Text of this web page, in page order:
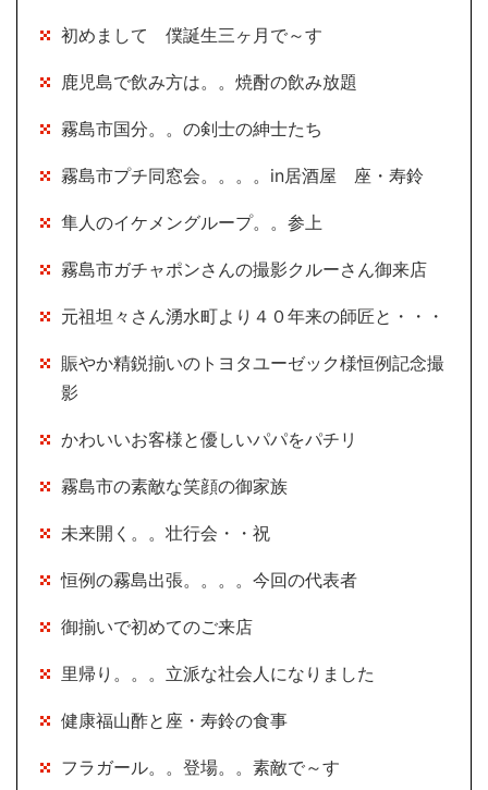
初めまして 僕誕生三ヶ月で～す
鹿児島で飲み方は。。焼酎の飲み放題
霧島市国分。。の剣士の紳士たち
霧島市プチ同窓会。。。。in居酒屋 座・寿鈴
隼人のイケメングループ。。参上
霧島市ガチャポンさんの撮影クルーさん御来店
元祖坦々さん湧水町より４０年来の師匠と・・・
賑やか精鋭揃いのトヨタユーゼック様恒例記念撮
影
かわいいお客様と優しいパパをパチリ
霧島市の素敵な笑顔の御家族
未来開く。。壮行会・・祝
恒例の霧島出張。。。。今回の代表者
御揃いで初めてのご来店
里帰り。。。立派な社会人になりました
健康福山酢と座・寿鈴の食事
フラガール。。登場。。素敵で～す